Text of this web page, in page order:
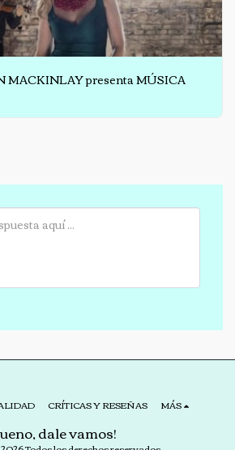
MACKINLAY presenta MÚSICA
dale vamos!
CRÍTICAS Y RESEÑAS MÁS